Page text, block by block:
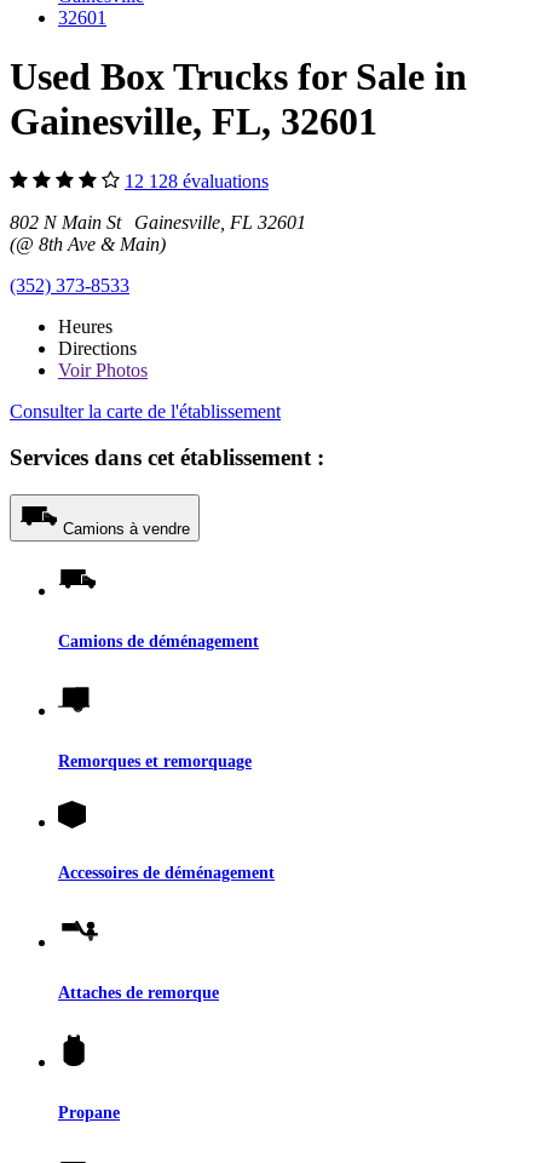
32601
Used Box Trucks for Sale in
Gainesville, FL, 32601
12 128 évaluations
802 N Main St Gainesville, FL 32601
(@ 8th Ave & Main)
(352) 373-8533
Heures
Directions
VoirPhotos
Consulter la carte de l'établissement
Services dans cet établissement :
Camions à vendre
Camions de déménagement
Remorques et remorquage
Accessoires de déménagement
Attaches de remorque
Propane